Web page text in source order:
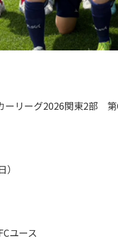
ーリーグ2026関東2部
ユース